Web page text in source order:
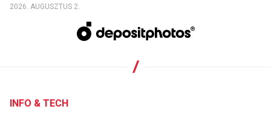
2026. AUGUSZTUS 2.
INFO & TECH